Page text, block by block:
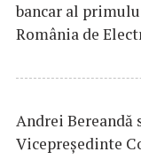
bancar al
România de
Andrei Bereandă
Vicepreședinte